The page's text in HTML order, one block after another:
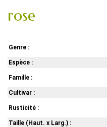
rose
Genre :
Espèce :
Famille :
Cultivar :
Rusticité :
Taille (Haut. x Larg.) :